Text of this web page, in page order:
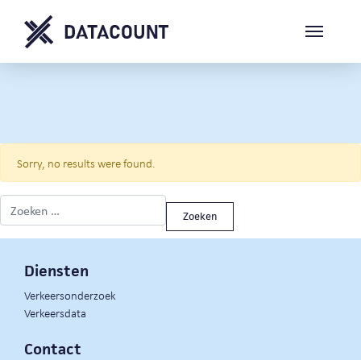
Sorry, no results were found.
Zoeken naar:
Diensten
Verkeersonderzoek
Verkeersdata
Contact